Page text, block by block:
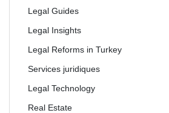
Legal Guides
Legal Insights
Legal Reforms in Turkey
Services juridiques
Legal Technology
Real Estate